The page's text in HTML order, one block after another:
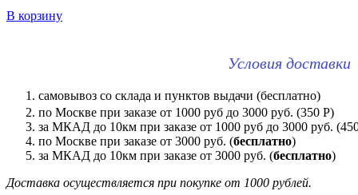
В корзину
Условия доставки
самовывоз со склада и пунктов выдачи (бесплатно)
по Москве при заказе от 1000 руб до 3000 руб. (350 Р)
за МКАД до 10км при заказе от 1000 руб до 3000 руб.
по Москве при заказе от 3000 руб. (бесплатно)
за МКАД до 10км при заказе от 3000 руб. (бесплатно)
Доставка осуществляется при покупке от 1000 рублей.